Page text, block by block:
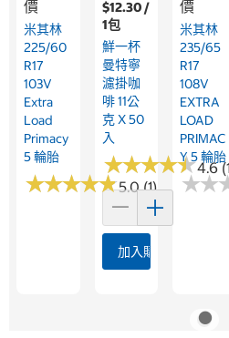
價
米其林
225/60
R17
103V
Extra
Load
Primacy
5 輪胎
★★★★★
★★★★★5.0 (1)
$12.30 /
1包
鮮一杯
曼特寧
濾掛咖
啡 11公
克 X 50
入
★★★★★
★★★★★4.6
加入購物車
價
米其林
235/65
R17
108V
EXTRA
LOAD
PRIMAC
Y 5 輪胎
★★
★★